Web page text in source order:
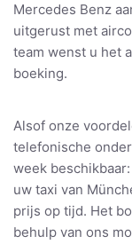
Mercedes Benz
uitgerust met
team wenst u het
boeking.
Alsof onze
telefonische
week beschikbaar:
uw taxi van
prijs op tijd. Het
behulp van ons